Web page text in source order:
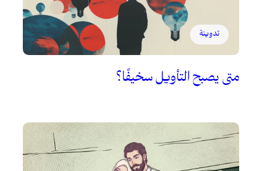
تدوينة
متى يصبح التأويل سخيفًا؟